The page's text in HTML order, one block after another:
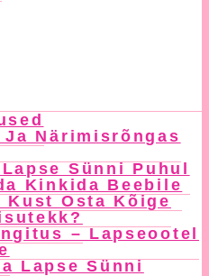
Närimisrõngas
Sünni Puhul
Kinkida Beebile
Kust Osta Kõige
– Lapseootel
Lapse Sünni